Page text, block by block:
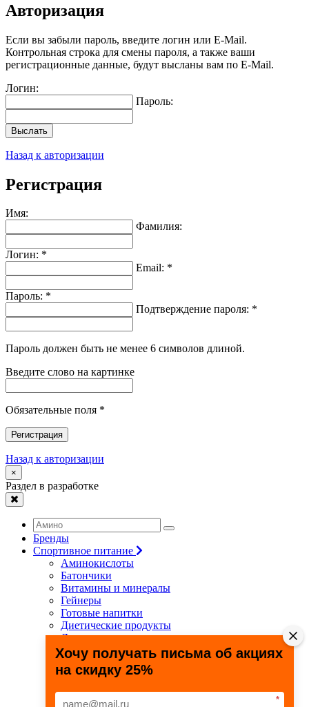
Авторизация
Если вы забыли пароль, введите логин или E-Mail.
Контрольная строка для смены пароля, а также ваши
регистрационные данные, будут высланы вам по E-Mail.
Логин:
Пароль:
Выслать
Назад к авторизации
Регистрация
Имя:
Фамилия:
Логин: *
Email: *
Пароль: *
Подтверждение пароля: *
Пароль должен быть не менее 6 символов длиной.
Введите слово на картинке
Обязательные поля *
Регистрация
Назад к авторизации
×
Раздел в разработке
Бренды
Спортивное питание
Аминокислоты
Батончики
Витамины и минералы
Гейнеры
Готовые напитки
Диетические продукты
Для связок и суставов
Жиросжигатели
Здоровье и долголетие
Креатин
Специальные препараты
Хочу получать письма об акциях
на скидку 25%
*